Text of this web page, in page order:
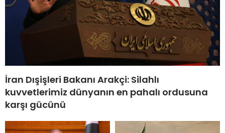
İran Dışişleri Bakanı Arakçi: Silahlı
kuvvetlerimiz dünyanın en pahalı ordusuna
karşı gücünü